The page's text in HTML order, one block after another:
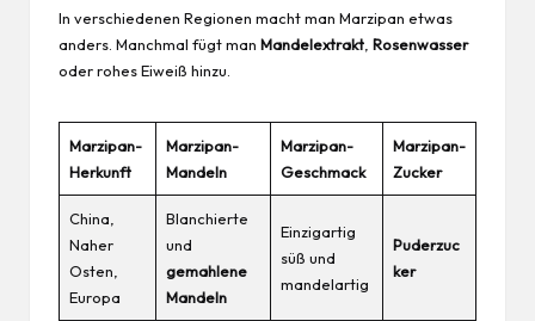
In verschiedenen Regionen macht man Marzipan etwas
anders. Manchmal fügt man Mandelextrakt Rosenwasser
oder rohes Eiweiß hinzu.
Marzipan-
Herkunft
Marzipan-
Mandeln
Marzipan-
Geschmack
Marzipan-
Zucker
China,
Naher
Osten,
Europa
Blanchierte
und
gemahlene
Mandeln
Einzigartig
süß und
mandelartig
Puderzuc
ker